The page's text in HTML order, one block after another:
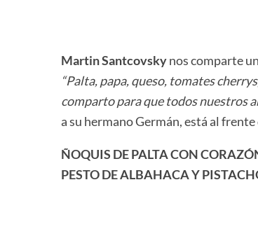
Martin Santcovskynos comparte
“Palta, papa, queso, tomates
comparto para que todos nuestros
a su hermano Germán, está al frente
ÑOQUIS DE PALTA CON
PESTO DE ALBAHACA Y